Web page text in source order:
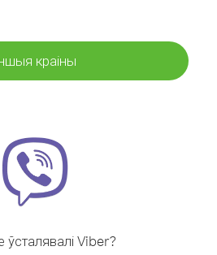
краіны
ўсталявалі Viber?